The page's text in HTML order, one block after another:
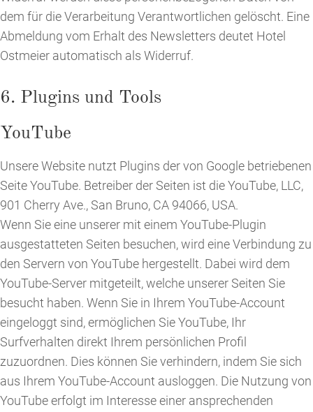
dem für die Verarbeitung Verantwortlichen gelöscht. Eine
Abmeldung vom Erhalt des Newsletters deutet Hotel
Ostmeier automatisch als Widerruf.
6. Plugins und Tools
YouTube
Unsere Website nutzt Plugins der von Google betriebenen
Seite YouTube. Betreiber der Seiten ist die YouTube, LLC,
901 Cherry Ave., San Bruno, CA 94066, USA.
Wenn Sie eine unserer mit einem YouTube-Plugin
ausgestatteten Seiten besuchen, wird eine Verbindung zu
den Servern von YouTube hergestellt. Dabei wird dem
YouTube-Server mitgeteilt, welche unserer Seiten Sie
besucht haben. Wenn Sie in Ihrem YouTube-Account
eingeloggt sind, ermöglichen Sie YouTube, Ihr
Surfverhalten direkt Ihrem persönlichen Profil
zuzuordnen. Dies können Sie verhindern, indem Sie sich
aus Ihrem YouTube-Account ausloggen. Die Nutzung von
YouTube erfolgt im Interesse einer ansprechenden